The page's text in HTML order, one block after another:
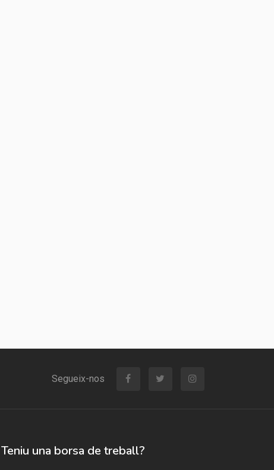
Segueix-nos
Teniu una borsa de treball?